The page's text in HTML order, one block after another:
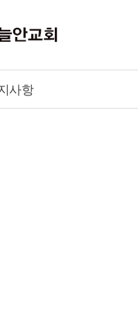
사항